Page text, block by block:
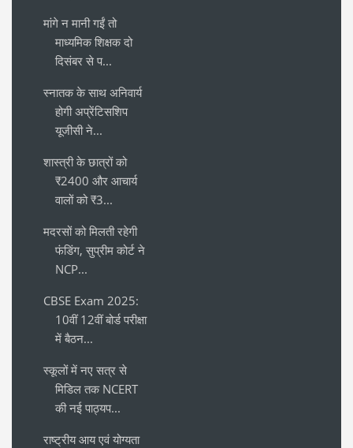
मांगे न मानी गईं तो
माध्यमिक शिक्षक दो
दिसंबर से प...
स्नातक के साथ अनिवार्य
होगी अप्रेंटिसशिप
यूजीसी ने...
शास्त्री के छात्रों को
₹2400 और आचार्य
वालों को ₹3...
मदरसों को मिलती रहेगी
फंडिंग, सुप्रीम कोर्ट ने
NCP...
CBSE Exam 2025:
10वीं 12वीं बोर्ड परीक्षा
में बैठन...
स्कूलों में नए सत्र से
मिडिल तक NCERT
की नई पाठ्यप...
राष्ट्रीय आय एवं योग्यता